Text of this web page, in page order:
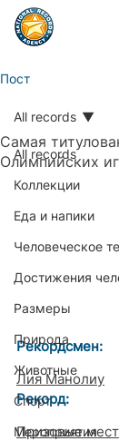
Пост
All records
Коллекции
Еда и напики
Человеческое
Достижения
Размеры
Природа
Животные
Спорт
Мероприятия
All records
Самая
Олимпийских
Рекордсмен:
Лия Манолиу
Рекорд:
Призовые